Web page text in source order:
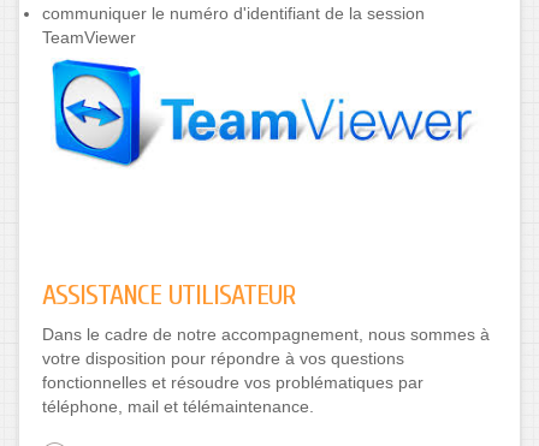
communiquer le numéro d'identifiant de la session
TeamViewer
ASSISTANCE UTILISATEUR
Dans le cadre de notre accompagnement, nous sommes à
votre disposition pour répondre à vos questions
fonctionnelles et résoudre vos problématiques par
téléphone, mail et télémaintenance.